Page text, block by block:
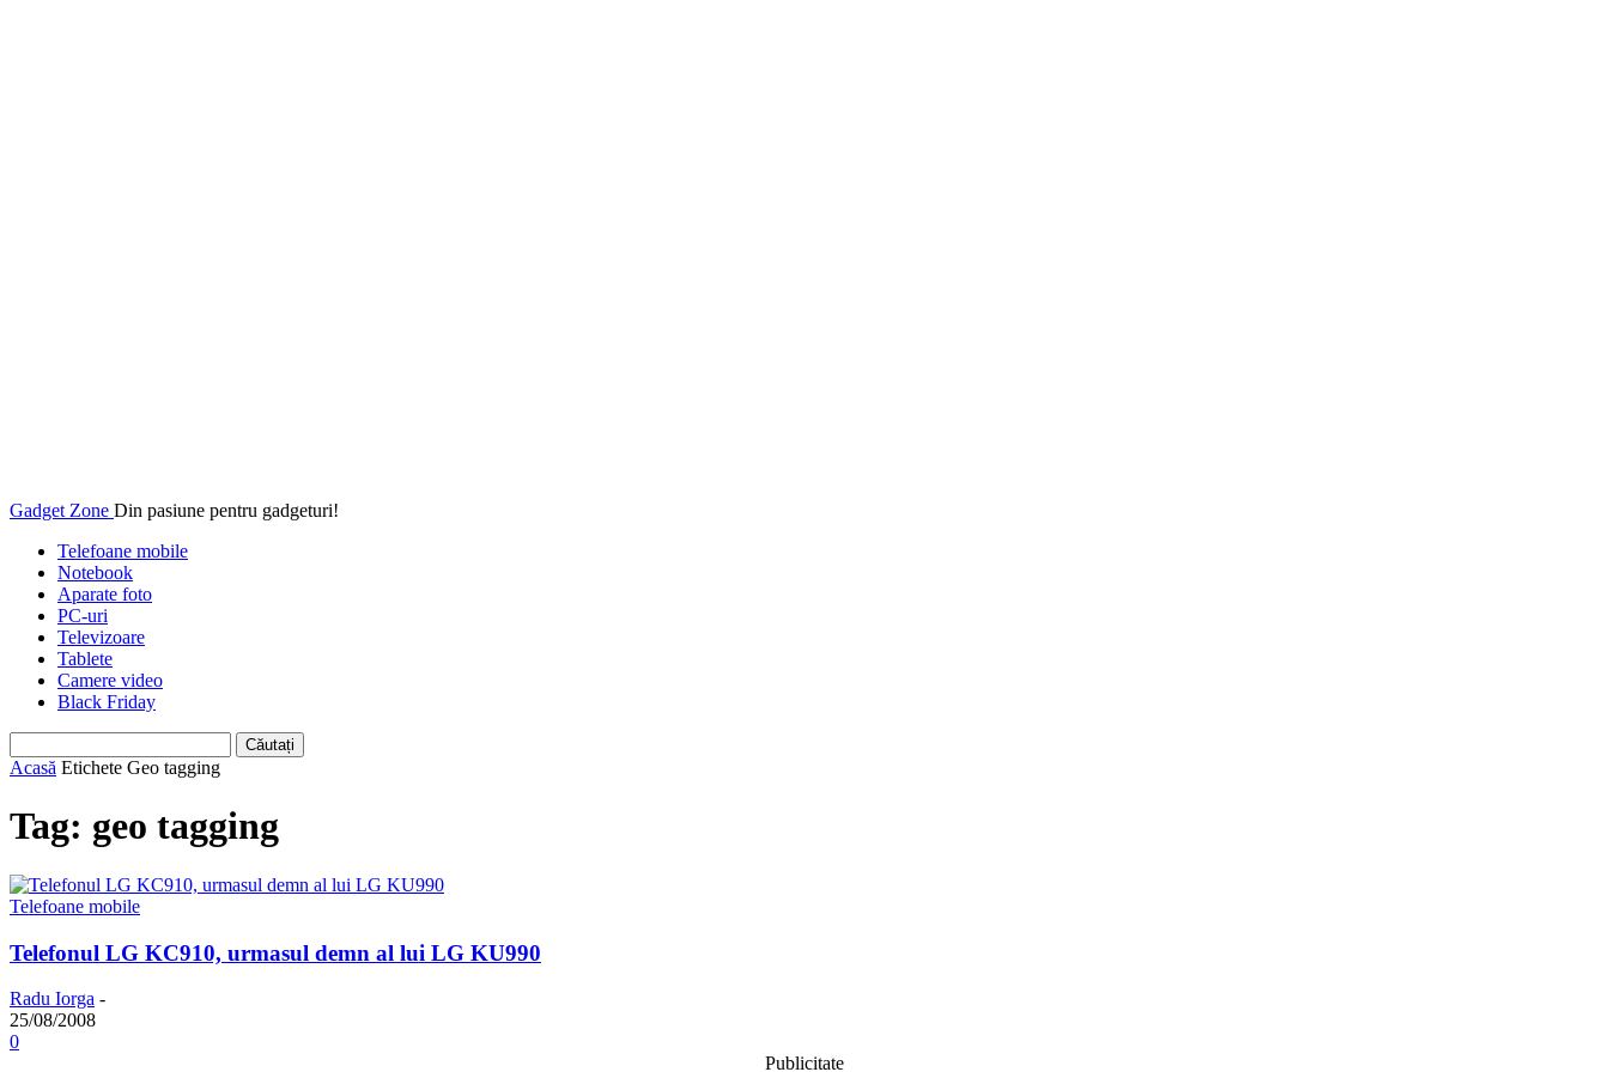
Gadget Zone Din pasiune pentru gadgeturi!
Telefoane mobile
Notebook
Aparate foto
PC-uri
Televizoare
Tablete
Camere video
Black Friday
Acasă Etichete Geo tagging
Tag: geo tagging
Telefoane mobile
Telefonul LG KC910, urmasul demn al lui LG KU990
Radu Iorga -
25/08/2008
0
Publicitate